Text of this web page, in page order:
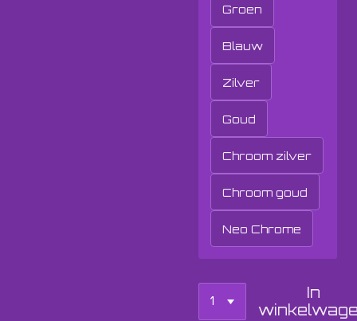
Groen
Blauw
Zilver
Goud
Chroom zilver
Chroom goud
Neo Chrome
In